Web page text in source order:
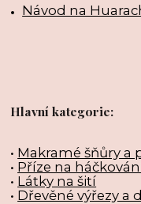
Návod na
Hlavní kategorie:
• Makramé šňůry a
• Příze na
• Látky na šití
• Dřevěné výřezy a